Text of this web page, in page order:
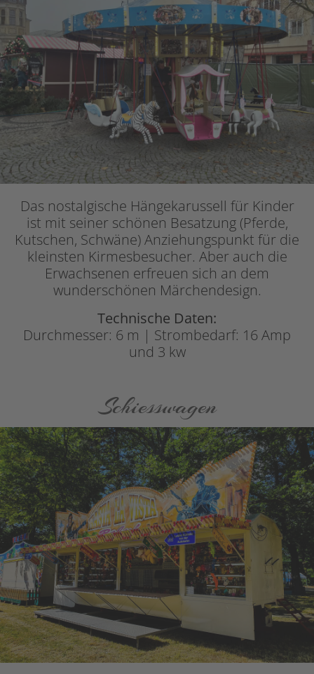
Das nostalgische Hängekarussell für Kinder
ist mit seiner schönen Besatzung (Pferde,
Kutschen, Schwäne) Anziehungspunkt für die
kleinsten Kirmesbesucher. Aber auch die
Erwachsenen erfreuen sich an dem
wunderschönen Märchendesign.
Technische Daten:
Durchmesser: 6 m | Strombedarf: 16 Amp
und 3 kw
Schiesswagen